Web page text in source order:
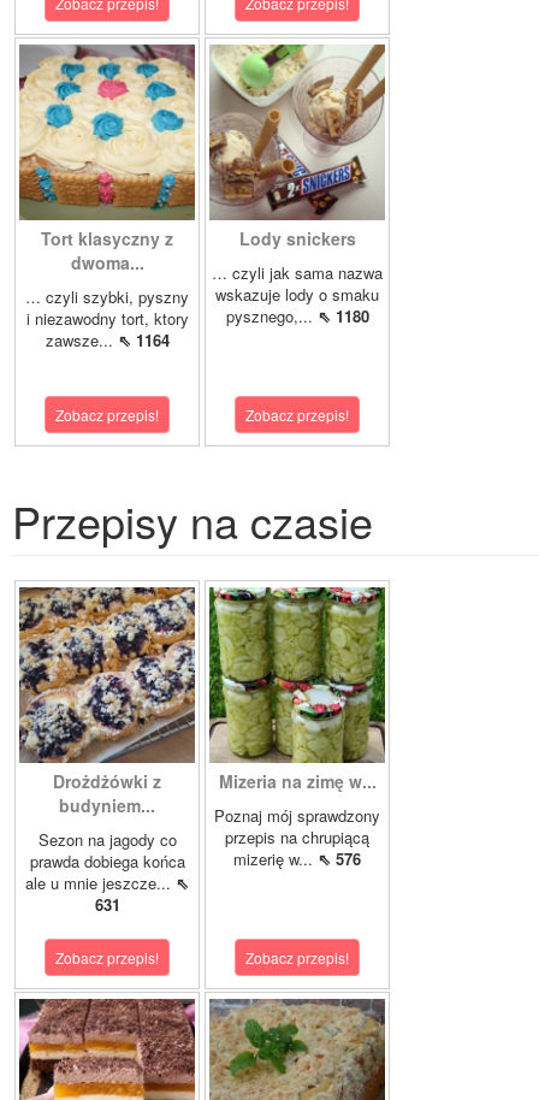
Tort klasyczny z
dwoma...
… czyli szybki, pyszny
i niezawodny tort, ktory
zawsze... ⇖ 1164
Zobacz przepis!
Lody snickers
… czyli jak sama nazwa
wskazuje lody o smaku
pysznego,... ⇖ 1180
Zobacz przepis!
Przepisy na czasie
Drożdżówki z
budyniem...
Sezon na jagody co
prawda dobiega końca
ale u mnie jeszcze... ⇖
631
Zobacz przepis!
Mizeria na zimę w...
Poznaj mój sprawdzony
przepis na chrupiącą
mizerię w... ⇖ 576
Zobacz przepis!